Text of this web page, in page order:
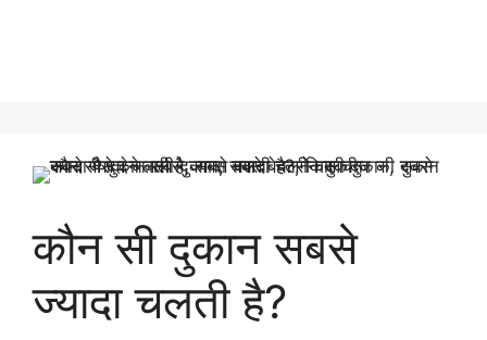
कौन सी दुकान सबसे
ज्यादा चलती है?